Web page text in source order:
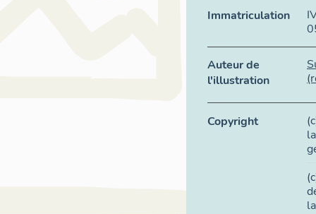
Immatriculation
Auteur de
l'illustration
Copyright